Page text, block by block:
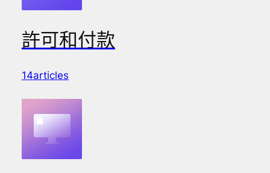
許可和付款
14articles